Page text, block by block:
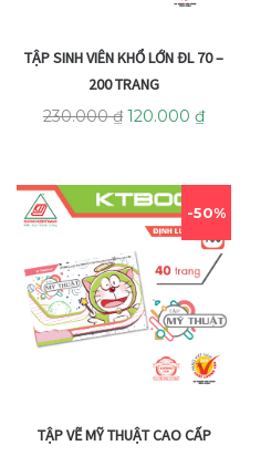
TẬP SINH VIÊN KHỔ LỚN ĐL 70 –
200 TRANG
230.000₫ 120.000 ₫
50%
TẬP VẼ MỸ THUẬT CAO CẤP